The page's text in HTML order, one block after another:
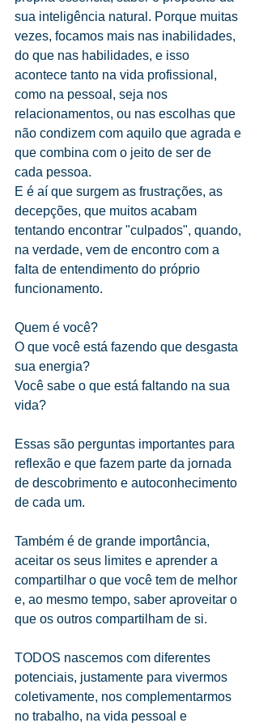
sua inteligência natural. Porque muitas
vezes, focamos mais nas inabilidades,
do que nas habilidades, e isso
acontece tanto na vida profissional,
como na pessoal, seja nos
relacionamentos, ou nas escolhas que
não condizem com aquilo que agrada e
que combina com o jeito de ser de
cada pessoa.
E é aí que surgem as frustrações, as
decepções, que muitos acabam
tentando encontrar "culpados", quando,
na verdade, vem de encontro com a
falta de entendimento do próprio
funcionamento.
Quem é você?
O que você está fazendo que desgasta
sua energia?
Você sabe o que está faltando na sua
vida?
Essas são perguntas importantes para
reflexão e que fazem parte da jornada
de descobrimento e autoconhecimento
de cada um.
Também é de grande importância,
aceitar os seus limites e aprender a
compartilhar o que você tem de melhor
e, ao mesmo tempo, saber aproveitar o
que os outros compartilham de si.
TODOS nascemos com diferentes
potenciais, justamente para vivermos
coletivamente, nos complementarmos
no trabalho, na vida pessoal e